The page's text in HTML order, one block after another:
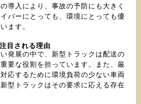
導入により、事故の予防にも大きく
バーにとっても、環境にとっても優
ます。
目される理由
発展の中で、新型トラックは配送の
要な役割を担っています。また、厳
応するために環境負荷の少ない車両
型トラックはその要求に応える存在